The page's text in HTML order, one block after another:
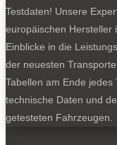
Testdaten! Unsere
europäischen Hersteller
Einblicke in die
der neuesten
Tabellen am Ende
technische Daten und
getesteten Fahrzeugen.